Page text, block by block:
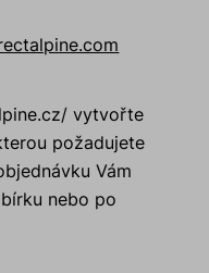
vytvořte
požadujete
Vám
nebo po